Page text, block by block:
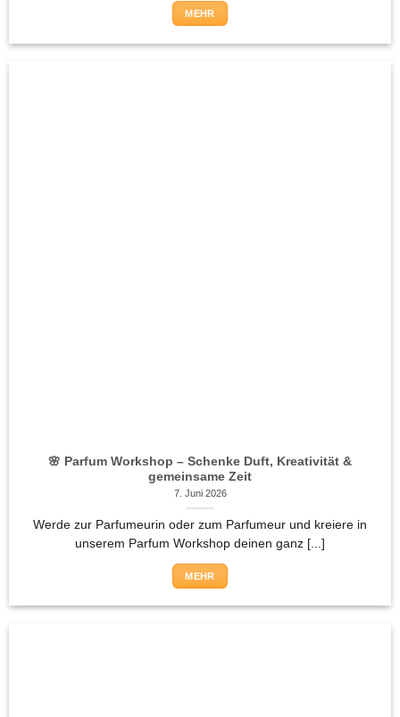
MEHR
🌸 Parfum Workshop – Schenke Duft, Kreativität &
gemeinsame Zeit
7. Juni 2026
Werde zur Parfumeurin oder zum Parfumeur und kreiere in
unserem Parfum Workshop deinen ganz [...]
MEHR